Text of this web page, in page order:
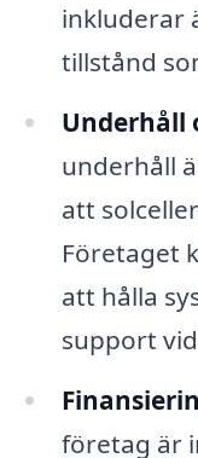
inkluderar
tillstånd
Underhåll
underhåll
att
Företaget
att hålla
support
företag är